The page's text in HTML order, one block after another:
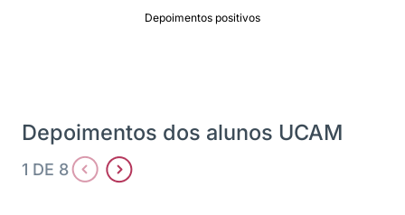
Depoimentos positivos
Depoimentos dos alunos UCAM
1 DE 8